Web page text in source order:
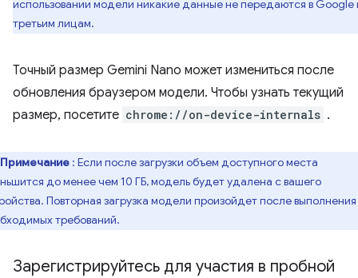
использовании модели никакие данные не передаются в Google
третьим лицам.
Точный размер Gemini Nano может измениться после
обновления браузером модели. Чтобы узнать текущий
размер, посетите chrome://on-device-internals .
Примечание : Если после загрузки объем доступного места
до менее чем 10 ГБ, модель будет удалена с вашего
Повторная загрузка модели произойдет после выполнения
требований.
Зарегистрируйтесь для участия в пробной